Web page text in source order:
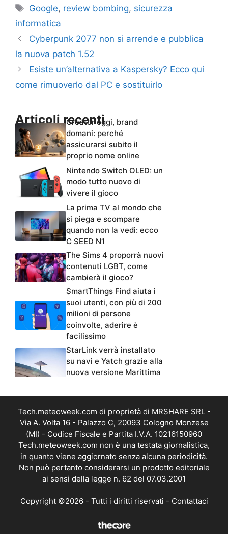
Tag
Google, review bombing, sicurezza
informatica
Cyberpunk 2077 non si arrende e pubblica
la nuova patch 1.52
Esiste un’alternativa a Kaspersky? Ecco qui
come rimuoverlo dal PC e sostituirlo
Articoli recenti
Creator oggi, brand
domani: perché
assicurarsi subito il
proprio nome online
Nintendo Switch OLED: un
modo tutto nuovo di
vivere il gioco
La prima TV al mondo che
si piega e scompare
quando non la vedi: ecco
C SEED N1
The Sims 4 proporrà nuovi
contenuti LGBT, come
cambierà il gioco?
SmartThings Find aiuta i
suoi utenti, con più di 200
milioni di persone
coinvolte, aderire è
facilissimo
StarLink verrà installato
su navi e Yatch grazie alla
nuova versione Marittima
Tech.meteoweek.com di proprietà di MRSHARE SRL -
Via A. Volta 16 - Palazzo C, 20093 Cologno Monzese
(MI) - Codice Fiscale e Partita I.V.A. 10216150960
Tech.meteoweek.com non è una testata giornalistica,
in quanto viene aggiornato senza alcuna periodicità.
Non può pertanto considerarsi un prodotto editoriale
ai sensi della legge n. 62 del 07.03.2001
Copyright ©2026 - Tutti i diritti riservati - Contattaci